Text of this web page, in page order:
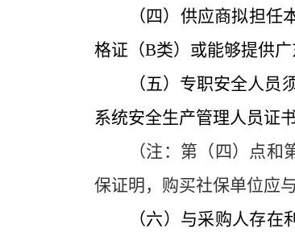
（四）供应商拟担
格证（B类）或能够提供
（五）专职安全人员
系统安全生产管理人员证
（注：第（四）点
保证明，购买社保单位应
（六）与采购人存